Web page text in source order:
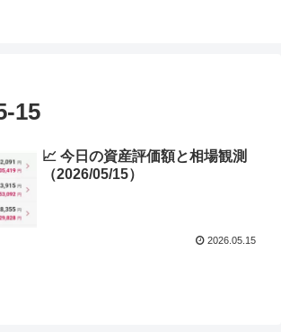
15
📈 今日の資産評価額と相場観測
（2026/05/15）
2026.05.15